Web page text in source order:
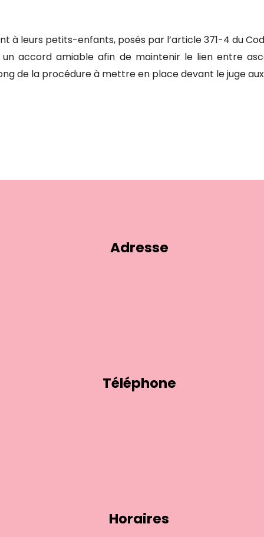
à leurs petits-enfants, posés par l’article 371-4 du
accord amiable afin de maintenir le lien entre
de la procédure à mettre en place devant le juge
Adresse
Téléphone
Horaires